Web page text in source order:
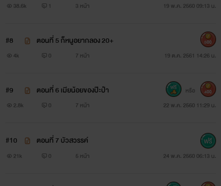
ผัดกาด เมียใหม่ของ บิดา เอดิสัน
38.6k 1 3 หน้า 19 พ.ค. 2560 09:13 น.
#8 ตอนที่ 5 ก็หนูอยากลอง 20+
4k 0 7 หน้า 19 ต.ค. 2561 14:26 น.
500
#9 ตอนที่ 6 เมียน้อยของป๊ะป๋า
2.8k 0 7 หน้า 22 พ.ค. 2560 11:29 น.
หรือ 400
#10 ตอนที่ 7 บัวสวรรค์
21k 0 5 หน้า 24 พ.ค. 2560 06:13 น.